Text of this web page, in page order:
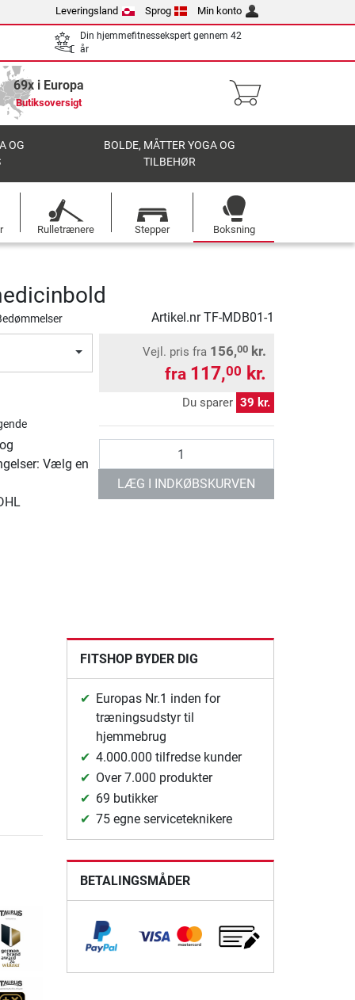
Leveringsland Sprog Min konto
Din hjemmefitnessekspert gennem 42
år
69x i Europa
Butiksoversigt
OG
BOLDE, MÅTTER YOGA OG
TILBEHØR
Rulletrænere Stepper Boksning
Artikel.nrTF-MDB01-1
Vælg en
Vejl. pris fra 156,00 kr.
fra 117,00 kr.
Du sparer 39 kr.
LÆG I INDKØBSKURVEN
FITSHOP BYDER DIG
Europas Nr.1 inden for
træningsudstyr til
hjemmebrug
4.000.000 tilfredse kunder
Over 7.000 produkter
69 butikker
75 egne serviceteknikere
BETALINGSMÅDER